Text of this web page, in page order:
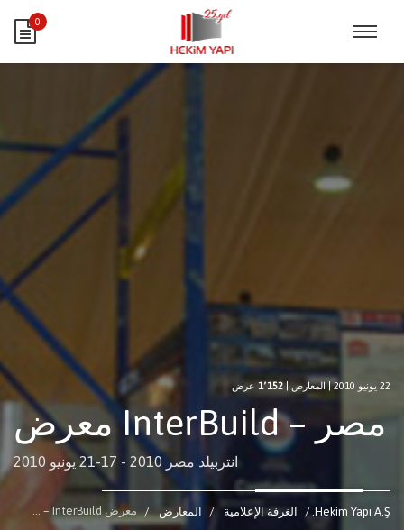
0
22 يونيو 2010 |المعارض|1٬152 عرض
معرض InterBuild – مصر
انتربيلد مصر 2010 - 17-21 يونيو 2010
Hekim Yapı A.Ş. الغرفة الإعلامية المعارض معرض InterBuild – مصر